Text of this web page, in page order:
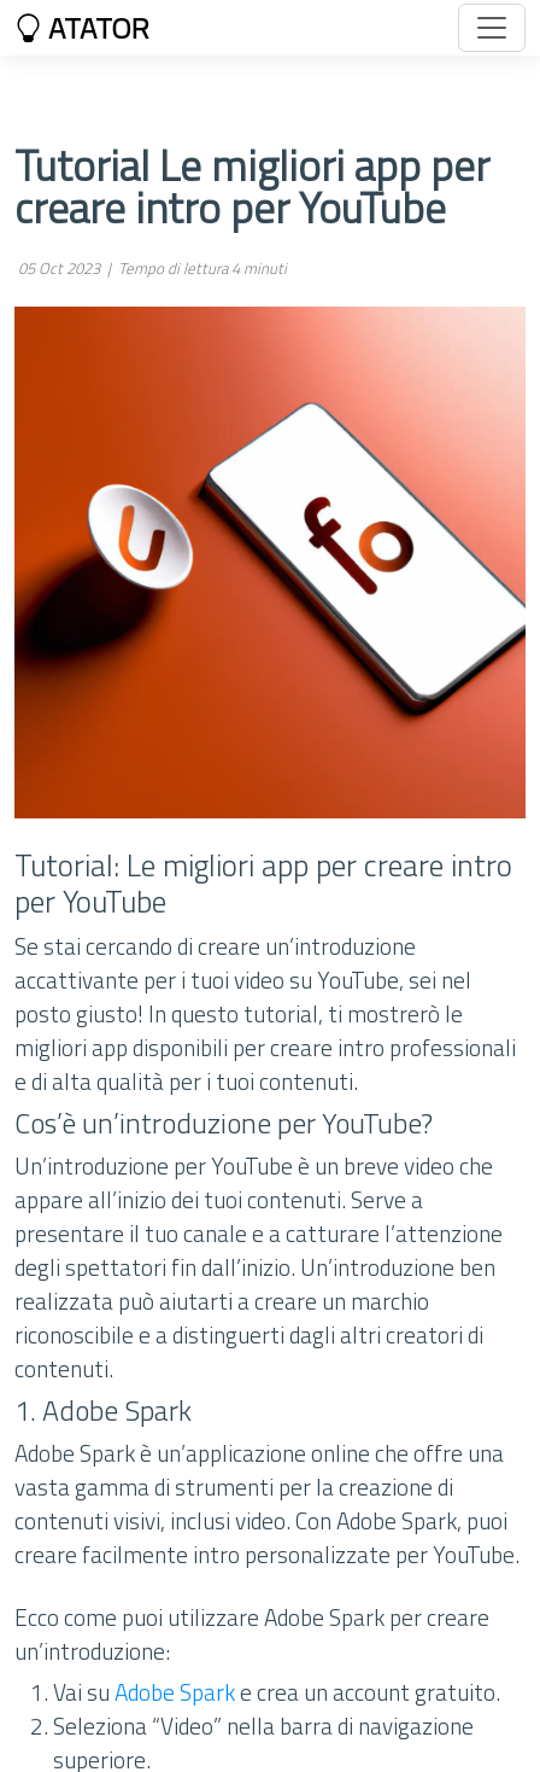
ATATOR
Tutorial Le migliori app per
creare intro per YouTube
05 Oct 2023 | Tempo di lettura 4 minuti
Tutorial: Le migliori app per creare intro
per YouTube
Se stai cercando di creare un’introduzione
accattivante per i tuoi video su YouTube, sei nel
posto giusto! In questo tutorial, ti mostrerò le
migliori app disponibili per creare intro professionali
e di alta qualità per i tuoi contenuti.
Cos’è un’introduzione per YouTube?
Un’introduzione per YouTube è un breve video che
appare all’inizio dei tuoi contenuti. Serve a
presentare il tuo canale e a catturare l’attenzione
degli spettatori fin dall’inizio. Un’introduzione ben
realizzata può aiutarti a creare un marchio
riconoscibile e a distinguerti dagli altri creatori di
contenuti.
1. Adobe Spark
Adobe Spark è un’applicazione online che offre una
vasta gamma di strumenti per la creazione di
contenuti visivi, inclusi video. Con Adobe Spark, puoi
creare facilmente intro personalizzate per YouTube.
Ecco come puoi utilizzare Adobe Spark per creare
un’introduzione:
Vai suAdobe Sparke crea un account gratuito.
Seleziona “Video” nella barra di navigazione
superiore.